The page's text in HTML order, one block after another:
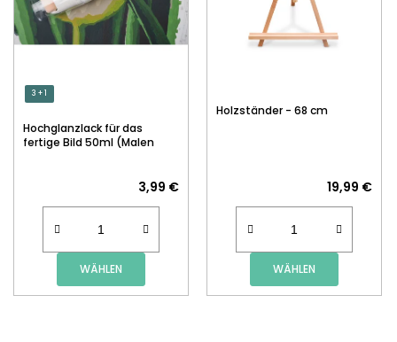
3 + 1
Hochglanzlack für das
fertige Bild 50ml (Malen
3,99 €
WÄHLEN
Holzständer - 68 cm
19,99 €
WÄHLEN